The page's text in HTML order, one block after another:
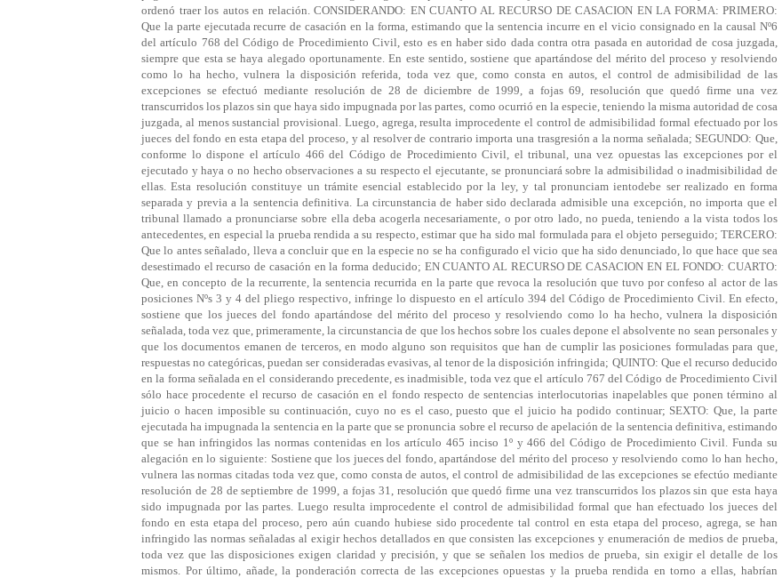
ordenó traer los autos en relación. CONSIDERANDO: EN CUANTO AL RECURSO DE CASACION EN LA FORMA: PRIMERO:
Que la parte ejecutada recurre de casación en la forma, estimando que la sentencia incurre en el vicio consignado en la causal Nº6
del artículo 768 del Código de Procedimiento Civil, esto es en haber sido dada contra otra pasada en autoridad de cosa juzgada,
siempre que esta se haya alegado oportunamente. En este sentido, sostiene que apartándose del mérito del proceso y resolviendo
como lo ha hecho, vulnera la disposición referida, toda vez que, como consta en autos, el control de admisibilidad de las
excepciones se efectuó mediante resolución de 28 de diciembre de 1999, a fojas 69, resolución que quedó firme una vez
transcurridos los plazos sin que haya sido impugnada por las partes, como ocurrió en la especie, teniendo la misma autoridad de cosa
juzgada, al menos sustancial provisional. Luego, agrega, resulta improcedente el control de admisibilidad formal efectuado por los
jueces del fondo en esta etapa del proceso, y al resolver de contrario importa una trasgresión a la norma señalada; SEGUNDO: Que,
conforme lo dispone el artículo 466 del Código de Procedimiento Civil, el tribunal, una vez opuestas las excepciones por el
ejecutado y haya o no hecho observaciones a su respecto el ejecutante, se pronunciará sobre la admisibilidad o inadmisibilidad de
ellas. Esta resolución constituye un trámite esencial establecido por la ley, y tal pronunciam ientodebe ser realizado en forma
separada y previa a la sentencia definitiva. La circunstancia de haber sido declarada admisible una excepción, no importa que el
tribunal llamado a pronunciarse sobre ella deba acogerla necesariamente, o por otro lado, no pueda, teniendo a la vista todos los
antecedentes, en especial la prueba rendida a su respecto, estimar que ha sido mal formulada para el objeto perseguido; TERCERO:
Que lo antes señalado, lleva a concluir que en la especie no se ha configurado el vicio que ha sido denunciado, lo que hace que sea
desestimado el recurso de casación en la forma deducido; EN CUANTO AL RECURSO DE CASACION EN EL FONDO: CUARTO:
Que, en concepto de la recurrente, la sentencia recurrida en la parte que revoca la resolución que tuvo por confeso al actor de las
posiciones Nºs 3 y 4 del pliego respectivo, infringe lo dispuesto en el artículo 394 del Código de Procedimiento Civil. En efecto,
sostiene que los jueces del fondo apartándose del mérito del proceso y resolviendo como lo ha hecho, vulnera la disposición
señalada, toda vez que, primeramente, la circunstancia de que los hechos sobre los cuales depone el absolvente no sean personales y
que los documentos emanen de terceros, en modo alguno son requisitos que han de cumplir las posiciones formuladas para que,
respuestas no categóricas, puedan ser consideradas evasivas, al tenor de la disposición infringida; QUINTO: Que el recurso deducido
en la forma señalada en el considerando precedente, es inadmisible, toda vez que el artículo 767 del Código de Procedimiento Civil
sólo hace procedente el recurso de casación en el fondo respecto de sentencias interlocutorias inapelables que ponen término al
juicio o hacen imposible su continuación, cuyo no es el caso, puesto que el juicio ha podido continuar; SEXTO: Que, la parte
ejecutada ha impugnada la sentencia en la parte que se pronuncia sobre el recurso de apelación de la sentencia definitiva, estimando
que se han infringidos las normas contenidas en los artículo 465 inciso 1º y 466 del Código de Procedimiento Civil. Funda su
alegación en lo siguiente: Sostiene que los jueces del fondo, apartándose del mérito del proceso y resolviendo como lo han hecho,
vulnera las normas citadas toda vez que, como consta de autos, el control de admisibilidad de las excepciones se efectúo mediante
resolución de 28 de septiembre de 1999, a fojas 31, resolución que quedó firme una vez transcurridos los plazos sin que esta haya
sido impugnada por las partes. Luego resulta improcedente el control de admisibilidad formal que han efectuado los jueces del
fondo en esta etapa del proceso, pero aún cuando hubiese sido procedente tal control en esta etapa del proceso, agrega, se han
infringido las normas señaladas al exigir hechos detallados en que consisten las excepciones y enumeración de medios de prueba,
toda vez que las disposiciones exigen claridad y precisión, y que se señalen los medios de prueba, sin exigir el detalle de los
mismos. Por último, añade, la ponderación correcta de las excepciones opuestas y la prueba rendida en torno a ellas, habrían